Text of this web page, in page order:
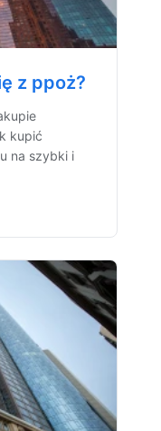
z ppoż?
kupić
na szybki i